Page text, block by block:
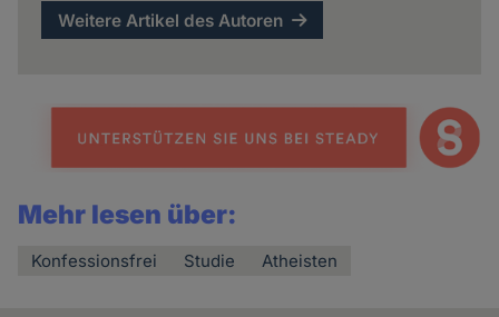
Weitere Artikel des Autoren
Mehr lesen über:
Konfessionsfrei Studie Atheisten